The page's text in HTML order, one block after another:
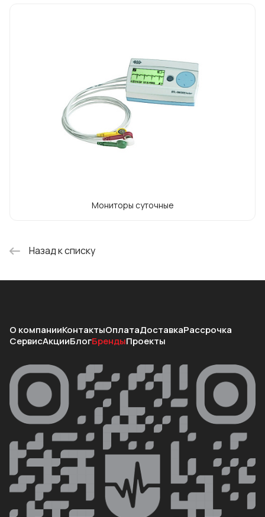
концерна прошло сертификацию по
стандартам ISO и СЕ. Теперь концерн
поставщик российских клиник.
Мониторы суточные
Назад к списку
О компанииКонтактыОплатаДоставкаРассрочка
СервисАкцииБлогБрендыПроекты